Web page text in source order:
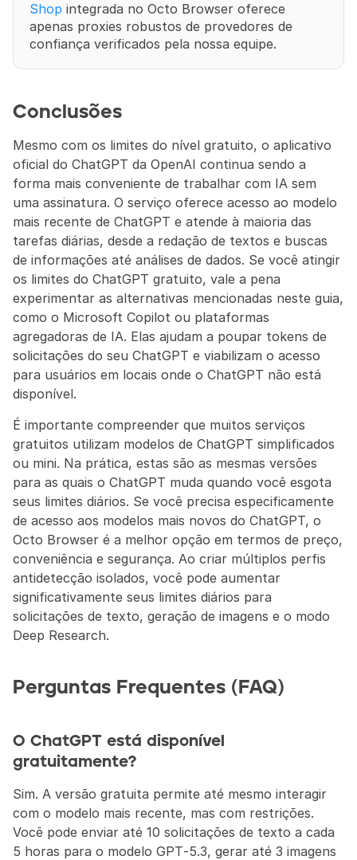
Shop integrada no Octo Browser oferece
apenas proxies robustos de provedores de
confiança verificados pela nossa equipe.
Conclusões
Mesmo com os limites do nível gratuito, o aplicativo
oficial do ChatGPT da OpenAI continua sendo a
forma mais conveniente de trabalhar com IA sem
uma assinatura. O serviço oferece acesso ao modelo
mais recente de ChatGPT e atende à maioria das
tarefas diárias, desde a redação de textos e buscas
de informações até análises de dados. Se você atingir
os limites do ChatGPT gratuito, vale a pena
experimentar as alternativas mencionadas neste guia,
como o Microsoft Copilot ou plataformas
agregadoras de IA. Elas ajudam a poupar tokens de
solicitações do seu ChatGPT e viabilizam o acesso
para usuários em locais onde o ChatGPT não está
disponível.
É importante compreender que muitos serviços
gratuitos utilizam modelos de ChatGPT simplificados
ou mini. Na prática, estas são as mesmas versões
para as quais o ChatGPT muda quando você esgota
seus limites diários. Se você precisa especificamente
de acesso aos modelos mais novos do ChatGPT, o
Octo Browser é a melhor opção em termos de preço,
conveniência e segurança. Ao criar múltiplos perfis
antidetecção isolados, você pode aumentar
significativamente seus limites diários para
solicitações de texto, geração de imagens e o modo
Deep Research.
Perguntas Frequentes (FAQ)
O ChatGPT está disponível
gratuitamente?
Sim. A versão gratuita permite até mesmo interagir
com o modelo mais recente, mas com restrições.
Você pode enviar até 10 solicitações de texto a cada
5 horas para o modelo GPT‑5.3, gerar até 3 imagens